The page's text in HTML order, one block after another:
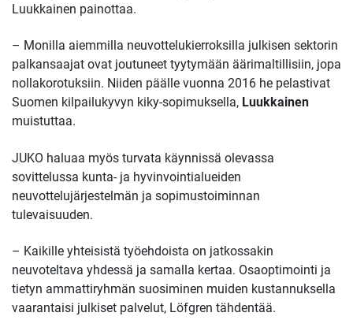
Luukkainen painottaa.
– Monilla aiemmilla neuvottelukierroksilla julkisen sektorin
palkansaajat ovat joutuneet tyytymään äärimaltillisiin, jopa
nollakorotuksiin. Niiden päälle vuonna 2016 he pelastivat
Suomen kilpailukyvyn kiky-sopimuksella, Luukkainen
muistuttaa.
JUKO haluaa myös turvata käynnissä olevassa
sovittelussa kunta- ja hyvinvointialueiden
neuvottelujärjestelmän ja sopimustoiminnan
tulevaisuuden.
– Kaikille yhteisistä työehdoista on jatkossakin
neuvoteltava yhdessä ja samalla kertaa. Osaoptimointi ja
tietyn ammattiryhmän suosiminen muiden kustannuksella
vaarantaisi julkiset palvelut, Löfgren tähdentää.